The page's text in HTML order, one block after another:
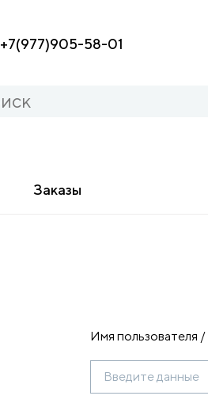
+7(977)905-58-01
Заказы
Имя пользователя /